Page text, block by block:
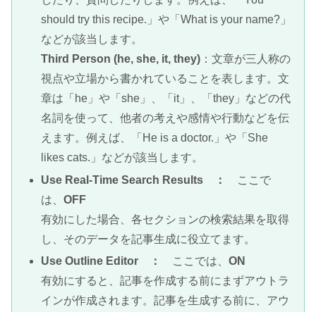
should try this recipe.」や「What is your name?」
などが該当します。
Third Person (he, she, it, they) ：文章が三人称の
視点や立場から書かれていることを表します。文
章は「he」や「she」、「it」、「they」などの代
名詞を使って、他者の考えや感情や行動などを伝
えます。例えば、「He is a doctor.」や「She
likes cats.」などが該当します。
Use Real-Time Search Results ：
ここで
は、OFF
有効にした場合、各セクションの検索結果を取得
し、そのデータを記事生成に役立てます。
Use Outline Editor ：
ここでは、ON
有効にすると、記事を作成する前にまずアウトラ
インが作成されます。記事を生成する前に、アウ